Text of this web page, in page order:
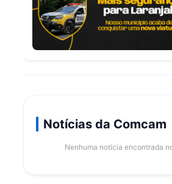
Notícias da Comcam
Nenhuma notícia encontrada